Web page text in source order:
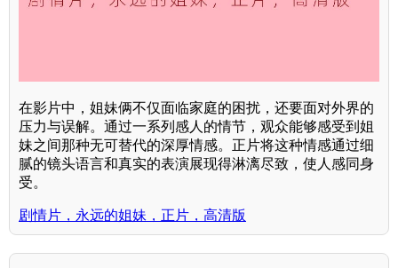
在影片中，姐妹俩不仅面临家庭的困扰，还要面对外界的
压力与误解。通过一系列感人的情节，观众能够感受到姐
妹之间那种无可替代的深厚情感。正片将这种情感通过细
腻的镜头语言和真实的表演展现得淋漓尽致，使人感同身
受。
剧情片，永远的姐妹，正片，高清版